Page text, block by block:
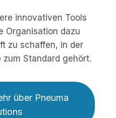
innovativen Tools
Organisation dazu
zu schaffen, in der
zum Standard gehört.
über Pneuma